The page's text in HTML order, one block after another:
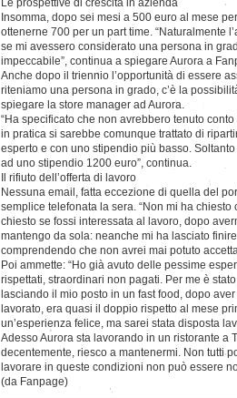
Le prospettive di crescita in azienda
Insomma, dopo sei mesi a 500 euro al mese
ottenerne 700 per un part time. “Naturalmente
se mi avessero considerato una persona in
impeccabile”, continua a spiegare Aurora a
Anche dopo il triennio l’opportunità di essere
riteniamo una persona in grado, c’è la
spiegare la store manager ad Aurora.
“Ha specificato che non avrebbero tenuto
in pratica si sarebbe comunque trattato di
esperto e con uno stipendio più basso.
ad uno stipendio 1200 euro”, continua.
Il rifiuto dell’offerta di lavoro
Nessuna email, fatta eccezione di quella del
semplice telefonata la sera. “Non mi ha
chiesto se fossi interessata al lavoro, dopo
mantengo da sola: neanche mi ha lasciato
comprendendo che non avrei mai potuto
Poi ammette: “Ho già avuto delle pessime
rispettati, straordinari non pagati. Per me è
lasciando il mio posto in un fast food, dopo
lavorato, era quasi il doppio rispetto al mese
un’esperienza felice, ma sarei stata disposta
Adesso Aurora sta lavorando in un ristorante a
decentemente, riesco a mantenermi. Non tutti
lavorare in queste condizioni non può essere
(da Fanpage)